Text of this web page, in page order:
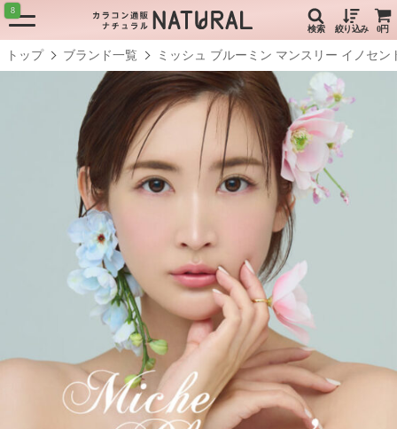
検索 絞り込み 0円
8
トップ ブランド一覧 ミッシュ ブルーミン マンスリー イノセン